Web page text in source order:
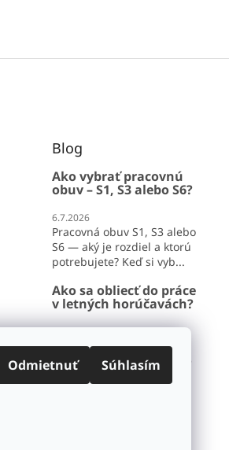
Odmietnuť Súhlasím
Blog
Ako vybrať pracovnú
obuv – S1, S3 alebo S6?
6.7.2026
Pracovná obuv S1, S3 alebo
S6 — aký je rozdiel a ktorú
potrebujete? Keď si vyb...
Ako sa obliecť do práce
v letných horúčavách?
26.6.2026
Ako sa obliecť do práce v
lete? Poradíme, čo zvládne